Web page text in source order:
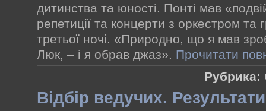
дитинства та юності. Понті мав
репетиції та концерти з оркестром та
третьої ночі. «Природно, що я мав
Люк, – і я обрав джаз». Прочитати
Рубрика:
Відбір ведучих. Результати